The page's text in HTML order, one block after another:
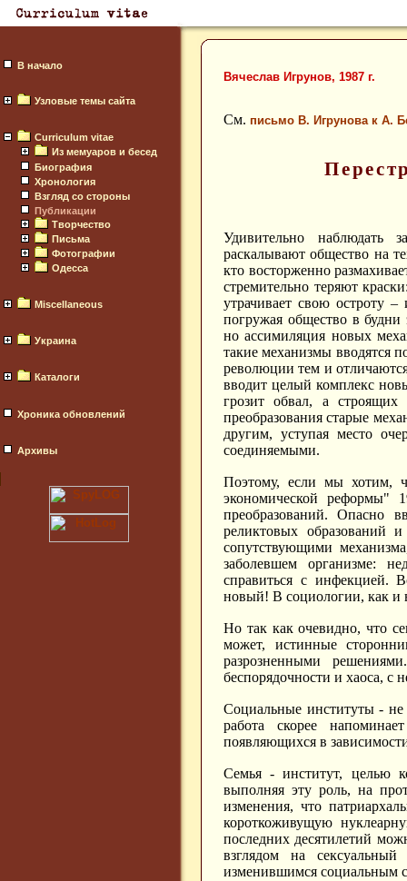
В начало
Узловые темы сайта
Curriculum vitae
Из мемуаров и бесед
Биография
Хронология
Взгляд со стороны
Публикации
Творчество
Письма
Фотографии
Одесса
Miscellaneous
Украина
Каталоги
Хроника обновлений
Архивы
Вячеслав Игрунов, 1987 г.
См. письмо В. Игрунова к А.
Удивительно наблюдать
раскалывают общество на
кто восторженно
стремительно теряют
утрачивает свою остроту
погружая общество в будни
но ассимиляция новых
такие механизмы вводятся
революции тем и
вводит целый комплекс
грозит обвал, а
преобразования старые
другим, уступая место
соединяемыми.
Поэтому, если мы хотим,
экономической реформы"
преобразований. Опасно
реликтовых образований
сопутствующими
заболевшем организме:
справиться с инфекцией.
новый! В социологии, как и
Но так как очевидно, что
может, истинные
разрозненными
беспорядочности и хаоса, с
Социальные институты -
работа скорее
появляющихся в
Семья - институт, целью
выполняя эту роль, на
изменения, что
короткоживущую
последних десятилетий
взглядом на
изменившимся социальным